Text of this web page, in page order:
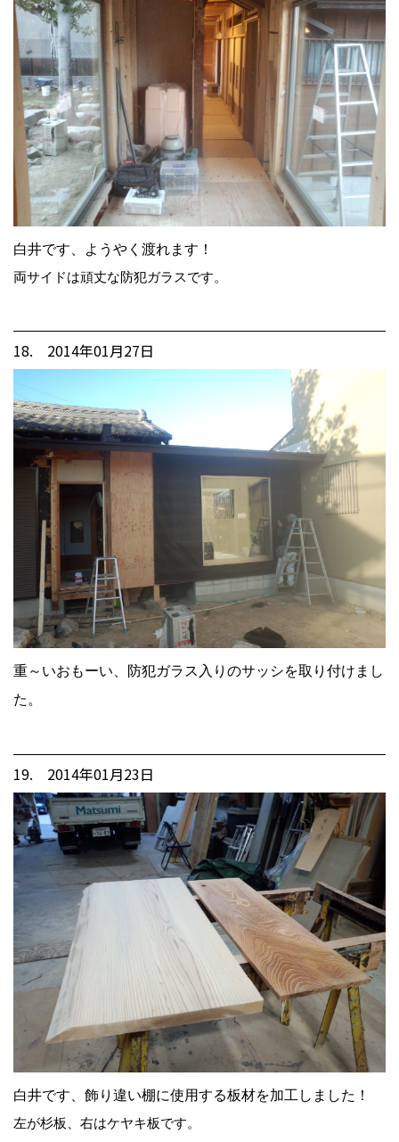
白井です、ようやく渡れます！
両サイドは頑丈な防犯ガラスです。
18. 2014年01月27日
重～いおもーい、防犯ガラス入りのサッシを取り付けまし
た。
19. 2014年01月23日
白井です、飾り違い棚に使用する板材を加工しました！
左が杉板、右はケヤキ板です。